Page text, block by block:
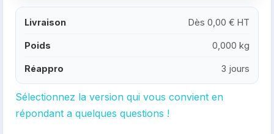
Livraison Dès 0,00 € HT
Poids 0,000 kg
Réappro 3 jours
Sélectionnez la version qui vous convient en
répondant a quelques questions !